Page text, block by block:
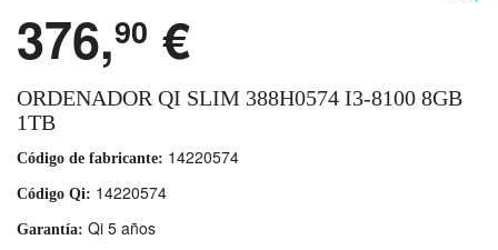
376,90 €
ORDENADOR QI SLIM 388H0574 I3-8100 8GB
1TB
Código de fabricante: 14220574
Código Qi: 14220574
Garantía: Qi 5 años